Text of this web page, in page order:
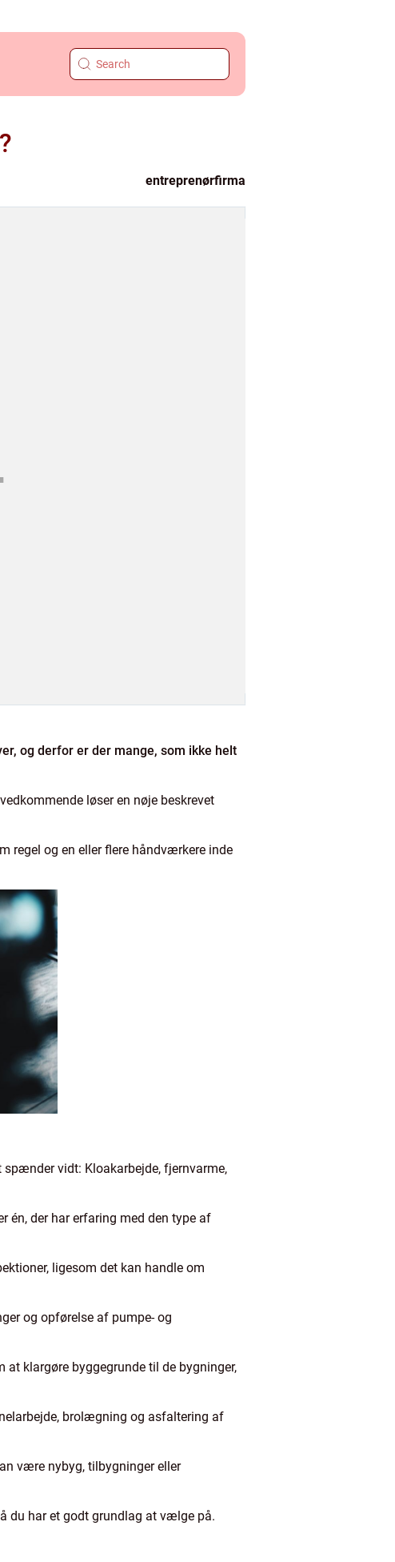
entreprenørfirma
og derfor er der mange, som ikke helt
løser en nøje beskrevet
regel og en eller flere håndværkere inde
vidt: Kloakarbejde, fjernvarme,
én, der har erfaring med den type af
ligesom det kan handle om
og opførelse af pumpe- og
at klargøre byggegrunde til de bygninger,
brolægning og asfaltering af
være nybyg, tilbygninger eller
du har et godt grundlag at vælge på.